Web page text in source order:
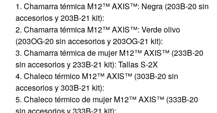
Chamarra térmica M12™ AXIS™: Negra (203B-20 sin
accesorios y 203B-21 kit):
Chamarra térmica M12™ AXIS™: Verde olivo
(203OG-20 sin accesorios y 203OG-21 kit):
Chamarra térmica de mujer M12™ AXIS™ (233B-20
sin accesorios y 233B-21 kit): Tallas S-2X
Chaleco térmico M12™ AXIS™ (303B-20 sin
accesorios y 303B-21 kit):
Chaleco térmico de mujer M12™ AXIS™ (333B-20